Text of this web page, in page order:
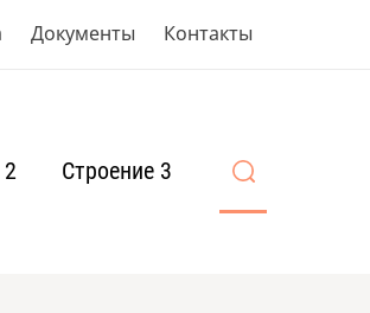
Документы Контакты
2 Строение 3